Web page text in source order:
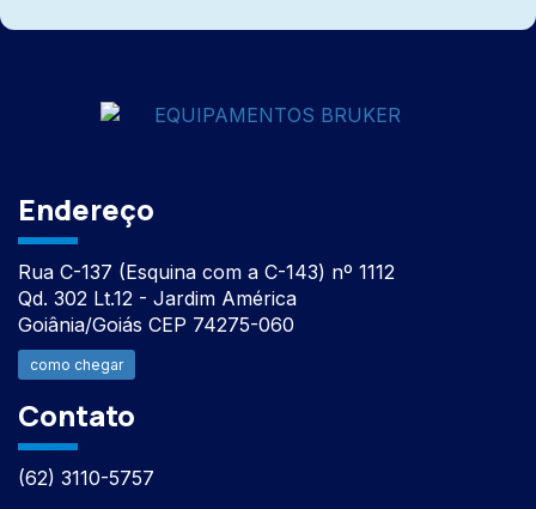
Endereço
Rua C-137 (Esquina com a C-143) nº 1112
Qd. 302 Lt.12 - Jardim América
Goiânia/Goiás CEP 74275-060
como chegar
Contato
(62) 3110-5757